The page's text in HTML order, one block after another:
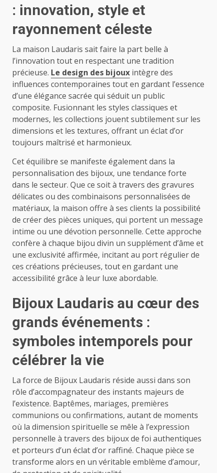
: innovation, style et
rayonnement céleste
La maison Laudaris sait faire la part belle à
l’innovation tout en respectant une tradition
précieuse. Le design des bijoux intègre des
influences contemporaines tout en gardant l’essence
d’une élégance sacrée qui séduit un public
composite. Fusionnant les styles classiques et
modernes, les collections jouent subtilement sur les
dimensions et les textures, offrant un éclat d’or
toujours maîtrisé et harmonieux.
Cet équilibre se manifeste également dans la
personnalisation des bijoux, une tendance forte
dans le secteur. Que ce soit à travers des gravures
délicates ou des combinaisons personnalisées de
matériaux, la maison offre à ses clients la possibilité
de créer des pièces uniques, qui portent un message
intime ou une dévotion personnelle. Cette approche
confère à chaque bijou divin un supplément d’âme et
une exclusivité affirmée, incitant au port régulier de
ces créations précieuses, tout en gardant une
accessibilité grâce à leur luxe abordable.
Bijoux Laudaris au cœur des
grands événements :
symboles intemporels pour
célébrer la vie
La force de Bijoux Laudaris réside aussi dans son
rôle d’accompagnateur des instants majeurs de
l’existence. Baptêmes, mariages, premières
communions ou confirmations, autant de moments
où la dimension spirituelle se mêle à l’expression
personnelle à travers des bijoux de foi authentiques
et porteurs d’un éclat d’or raffiné. Chaque pièce se
transforme alors en un véritable emblème d’amour,